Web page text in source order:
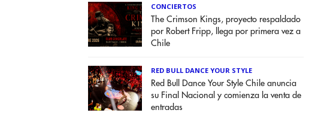
CONCIERTOS
The Crimson Kings, proyecto respaldado
por Robert Fripp, llega por primera vez a
Chile
RED BULL DANCE YOUR STYLE
Red Bull Dance Your Style Chile anuncia
su Final Nacional y comienza la venta de
entradas